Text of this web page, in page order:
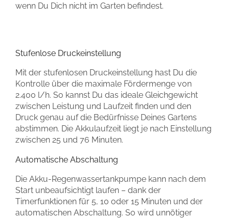
wenn Du Dich nicht im Garten befindest.
Stufenlose Druckeinstellung
Mit der stufenlosen Druckeinstellung hast Du die
Kontrolle über die maximale Fördermenge von
2.400 l/h. So kannst Du das ideale Gleichgewicht
zwischen Leistung und Laufzeit finden und den
Druck genau auf die Bedürfnisse Deines Gartens
abstimmen. Die Akkulaufzeit liegt je nach Einstellung
zwischen 25 und 76 Minuten.
Automatische Abschaltung
Die Akku-Regenwassertankpumpe kann nach dem
Start unbeaufsichtigt laufen – dank der
Timerfunktionen für 5, 10 oder 15 Minuten und der
automatischen Abschaltung. So wird unnötiger